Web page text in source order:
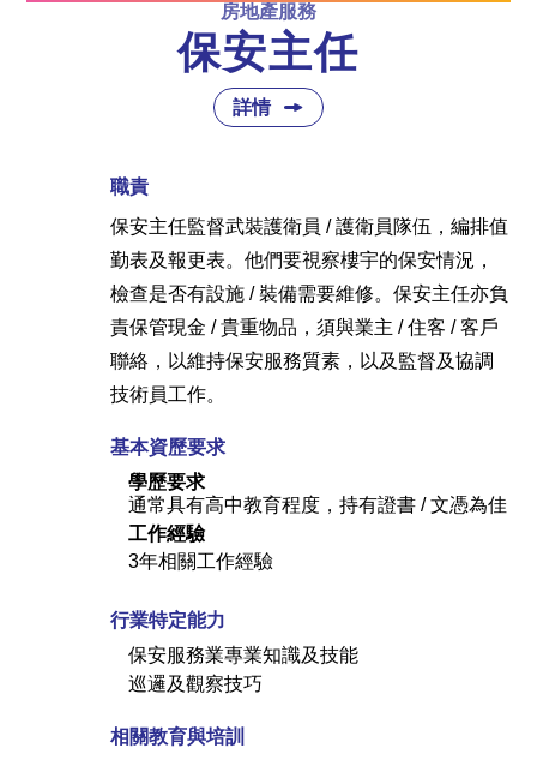
房地產服務
保安主任
詳情
職責
保安主任監督武裝護衛員 / 護衛員隊伍，編排值
勤表及報更表。他們要視察樓宇的保安情況，
檢查是否有設施 / 裝備需要維修。保安主任亦負
責保管現金 / 貴重物品，須與業主 / 住客 / 客戶
聯絡，以維持保安服務質素，以及監督及協調
技術員工作。
基本資歷要求
學歷要求
通常具有高中教育程度，持有證書 / 文憑為佳
工作經驗
3年相關工作經驗
行業特定能力
保安服務業專業知識及技能
巡邏及觀察技巧
相關教育與培訓